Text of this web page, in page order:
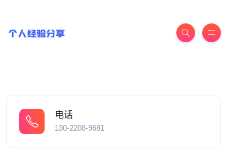
电话
130-2208-9681